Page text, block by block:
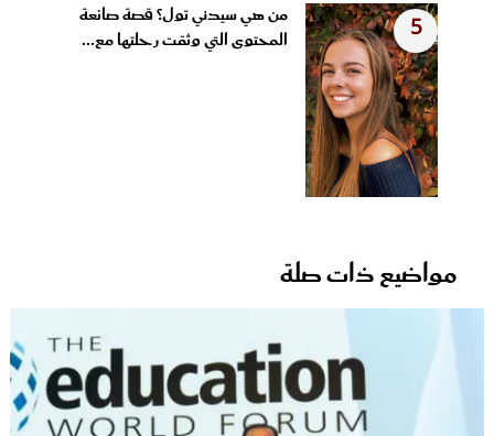
5
من هي سيدني تول؟ قصة صانعة
المحتوى التي وثقت رحلتها مع...
مواضيع ذات صلة